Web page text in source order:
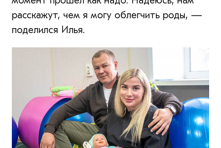
расскажут, чем я могу облегчить роды, —
поделился Илья.